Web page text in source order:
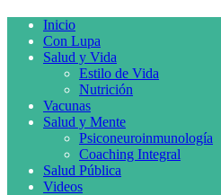
Inicio
Con Lupa
Salud y Vida
Estilo de Vida
Nutrición
Vacunas
Salud y Mente
Psiconeuroinmunología
Coaching Integral
Salud Pública
Videos